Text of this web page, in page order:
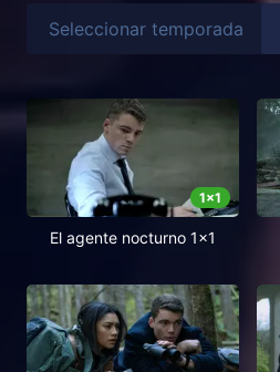
Seleccionar temporada
1x1
El agente nocturno 1x1